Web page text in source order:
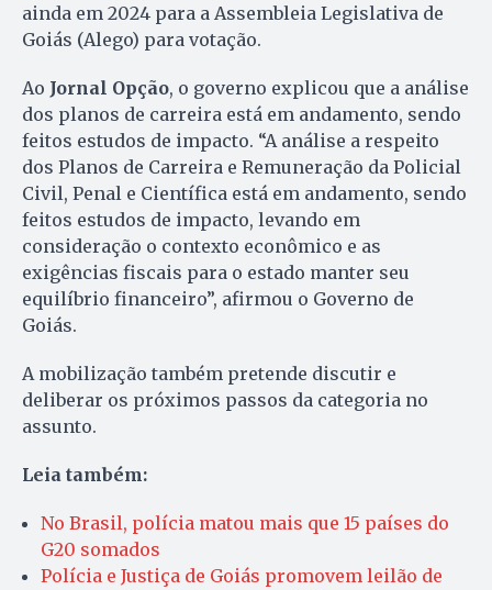
ainda em 2024 para a Assembleia Legislativa de
Goiás (Alego) para votação.
Ao Jornal Opção, o governo explicou que a análise
dos planos de carreira está em andamento, sendo
feitos estudos de impacto. “A análise a respeito
dos Planos de Carreira e Remuneração da Policial
Civil, Penal e Científica está em andamento, sendo
feitos estudos de impacto, levando em
consideração o contexto econômico e as
exigências fiscais para o estado manter seu
equilíbrio financeiro”, afirmou o Governo de
Goiás.
A mobilização também pretende discutir e
deliberar os próximos passos da categoria no
assunto.
Leia também:
No Brasil, polícia matou mais que 15 países do
G20 somados
Polícia e Justiça de Goiás promovem leilão de